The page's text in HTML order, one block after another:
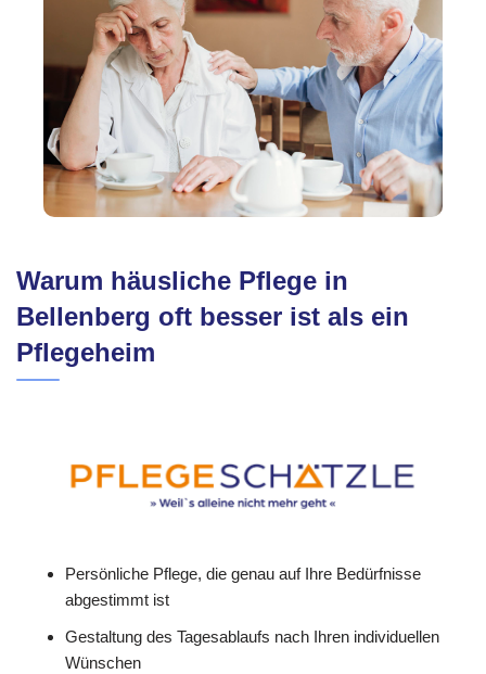
Warum häusliche Pflege in
Bellenberg oft besser ist als ein
Pflegeheim
Persönliche Pflege, die genau auf Ihre Bedürfnisse
abgestimmt ist
Gestaltung des Tagesablaufs nach Ihren individuellen
Wünschen